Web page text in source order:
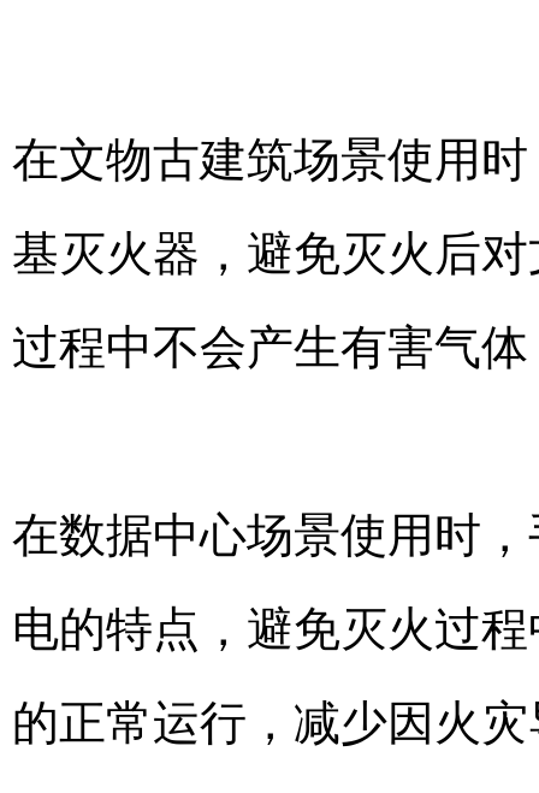
在文物古建筑场景使用
基灭火器，避免灭火后
过程中不会产生有害气
在数据中心场景使用时
电的特点，避免灭火过
的正常运行，减少因火